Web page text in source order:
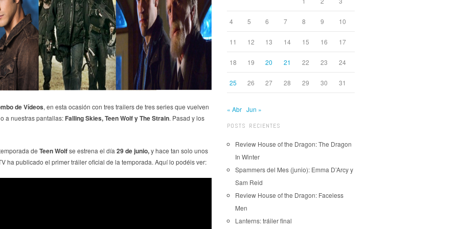
de Vídeos, en esta ocasión con tres trailers de tres series que vuelven
a nuestras pantallas: Falling Skies, Teen Wolf y The Strain. Pasad y los
de Teen Wolfse estrena el día 29 de junio,y hace tan solo unos
ha publicado el primer tráiler oficial de la temporada. Aquí lo podéis ver:
4 5 6 7 8 9 10
11 12 13 14 15 16 17
18 19 20 21 22 23 24
25 26 27 28 29 30 31
« Abr Jun »
POSTS RECIENTES
Review House of the Dragon: The Dragon
In Winter
Spammers del Mes (junio): Emma D’Arcy y
Sam Reid
Review House of the Dragon: Faceless
Men
Lanterns: tráiler final